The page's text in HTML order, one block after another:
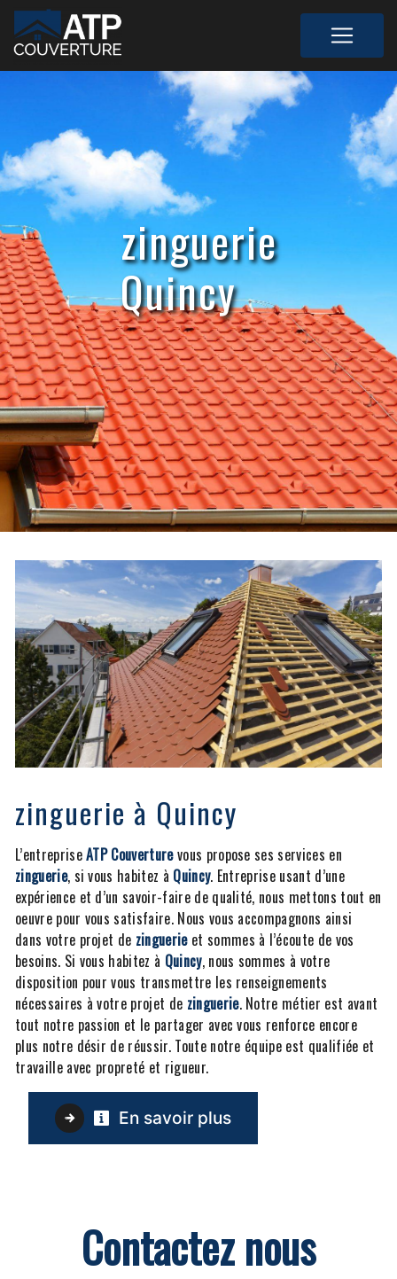
zinguerie
Quincy
zinguerie à Quincy
L’entrepriseATP Couverturevous propose ses services en
zinguerie, si vous habitez à Quincy. Entreprise usant d’une
expérience et d’un savoir-faire de qualité, nous mettons tout en
oeuvre pour vous satisfaire. Nous vous accompagnons ainsi
dans votre projet de zinguerieet sommes à l’écoute de vos
besoins. Si vous habitez à Quincy, nous sommes à votre
disposition pour vous transmettre les renseignements
nécessaires à votre projet de zinguerie. Notre métier est avant
tout notre passion et le partager avec vous renforce encore
plus notre désir de réussir. Toute notre équipe est qualifiée et
travaille avec propreté et rigueur.
En savoir plus
Contactez nous
Panneau de gestion des cookies